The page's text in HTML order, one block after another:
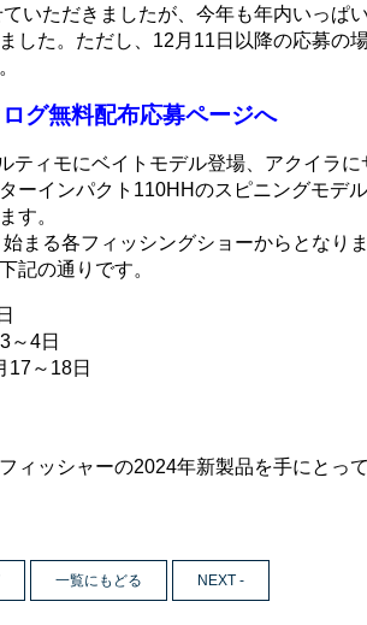
いただきましたが、今年も年内いっぱ
した。ただし、12月11日以降の応募の
グ無料配布応募ページへ
ティモにベイトモデル登場、アクイラ
ーインパクト110HHのスピニングモデ
す。
まる各フィッシングショーからとなりま
記の通りです。
～4日
17～18日
ィッシャーの2024年新製品を手にとって
一覧にもどる NEXT -